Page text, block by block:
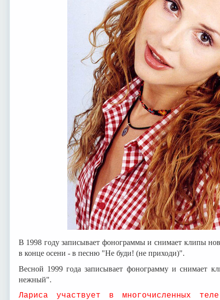
В 1998 году записывает фонограммы и снимает клипы
в конце осени - в песню "Не буди! (не приходи)".
Весной 1999 года записывает фонограмму и снимает
нежный".
Лариса участвует в многочисленных